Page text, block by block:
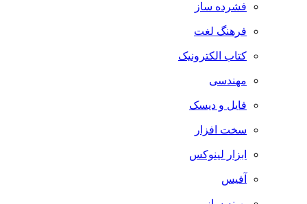
فشرده ساز
فرهنگ لغت
کتاب الکترونیک
مهندسی
فایل و دیسک
سخت افزار
ابزار لینوکس
آفیس